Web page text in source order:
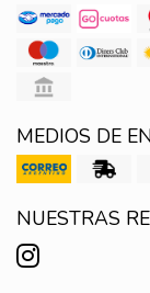
MEDIOS DE
NUESTRAS